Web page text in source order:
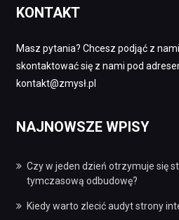
KONTAKT
Masz pytania? Chcesz podjąć z
skontaktować się z nami pod
kontakt@zmysł.pl
NAJNOWSZE WPISY
Czy w jeden dzień otrzymuje się
tymczasową odbudowę?
Kiedy warto zlecić audyt strony